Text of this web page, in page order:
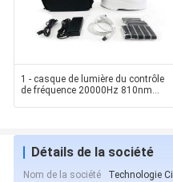
1 - casque de lumière du contrôle
de fréquence 20000Hz 810nm
Détails de la société
Nom de la société
Technologie